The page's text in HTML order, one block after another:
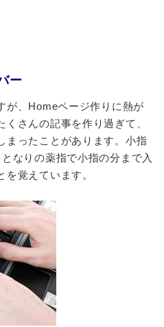
ー
が、Homeページ作りに熱が
さんの記事を作り過ぎて、
まったことがあります。小指
なりの薬指で小指の分まで入
覚えています。